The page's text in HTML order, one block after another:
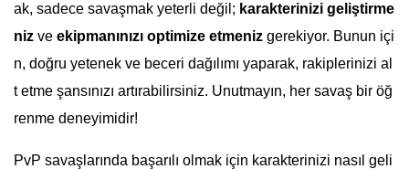
ak, sadece savaşmak yeterli değil; karakterinizi geliştirme
niz ve ekipmanınızı optimize etmeniz gerekiyor. Bunun içi
n, doğru yetenek ve beceri dağılımı yaparak, rakiplerinizi al
t etme şansınızı artırabilirsiniz. Unutmayın, her savaş bir öğ
renme deneyimidir!
PvP savaşlarında başarılı olmak için karakterinizi nasıl geli